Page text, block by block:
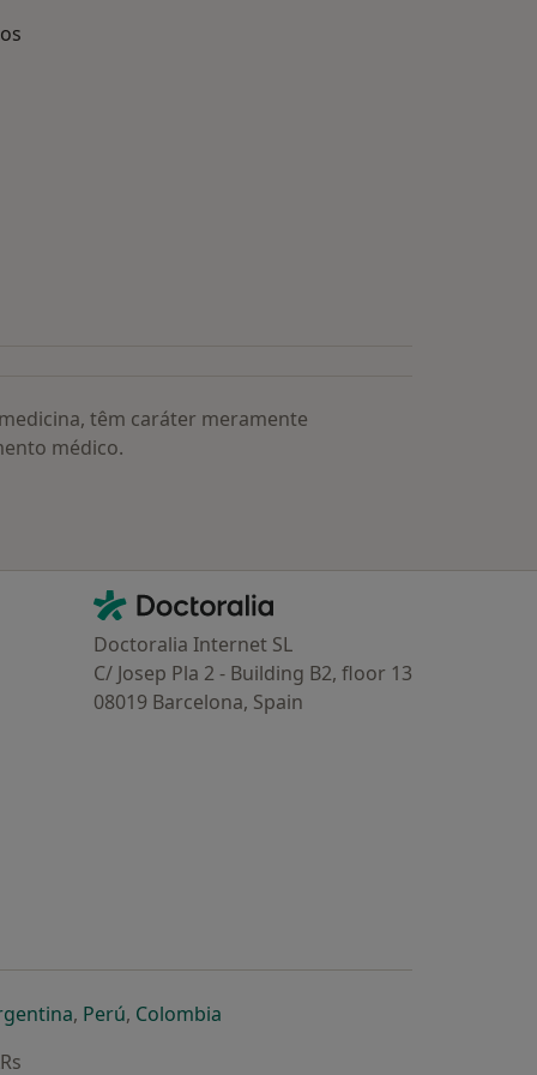
têm caráter meramente
médico.
Contacto
Doctoralia - Homepage
Doctoralia Internet SL
C/ Josep Pla 2 - Building B2, floor 13
08019 Barcelona, Spain
separador
num novo separador
abre num novo separador
, Perúabre num novo separador
, Colombiaabre num novo separador